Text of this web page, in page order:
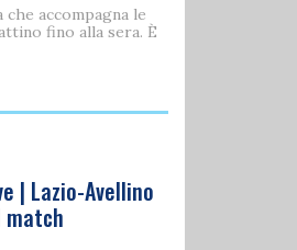
che accompagna le
fino alla sera. È
| Lazio-Avellino